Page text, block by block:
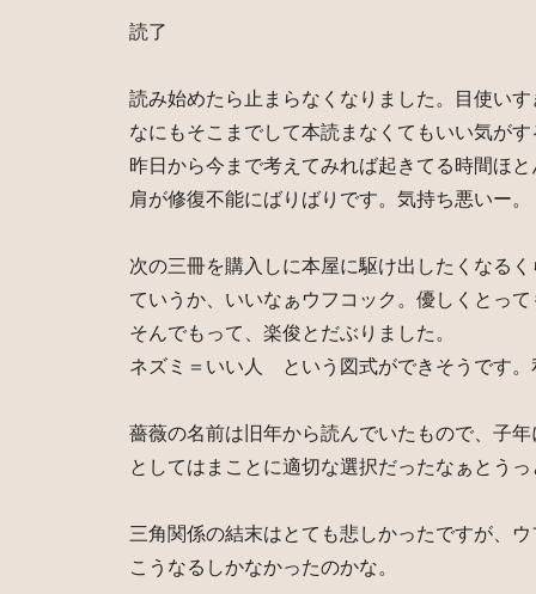
読了
読み始めたら止まらなくなりました。目使い
なにもそこまでして本読まなくてもいい気がす
昨日から今まで考えてみれば起きてる時間ほ
肩が修復不能にばりばりです。気持ち悪いー。
次の三冊を購入しに本屋に駆け出したくなる
ていうか、いいなぁウフコック。優しくとっ
そんでもって、楽俊とだぶりました。
ネズミ＝いい人 という図式ができそうです。
薔薇の名前は旧年から読んでいたもので、子
としてはまことに適切な選択だったなぁとう
三角関係の結末はとても悲しかったですが、
こうなるしかなかったのかな。